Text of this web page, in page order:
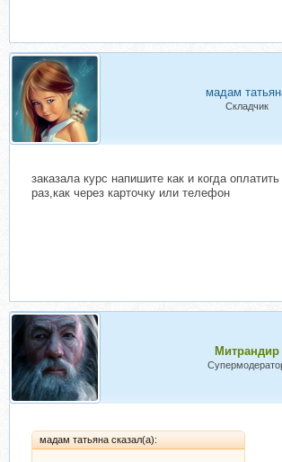
мадам
Складчик
заказала курс напишите как и когда
раз,как через карточку или телефон
Митрандир
мадам татьяна сказал(а):